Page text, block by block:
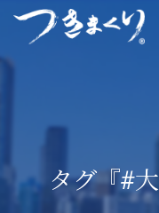
タグ『#